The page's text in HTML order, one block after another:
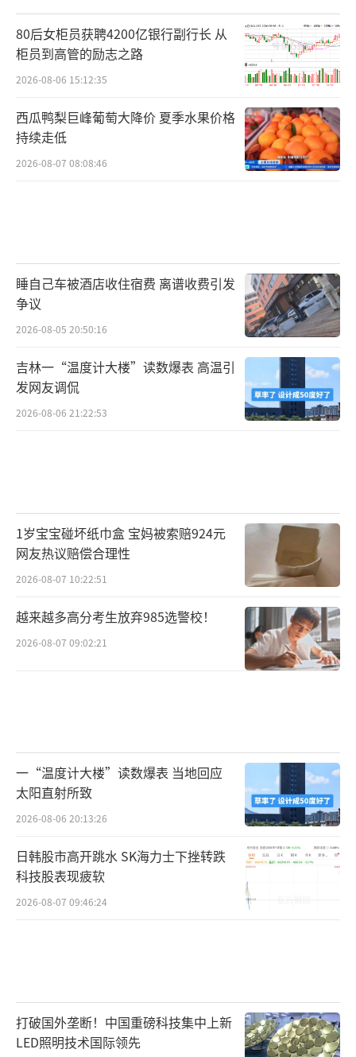
80后女柜员获聘4200亿银行副行长 从
柜员到高管的励志之路
2026-08-06 15:12:35
西瓜鸭梨巨峰葡萄大降价 夏季水果价格
持续走低
2026-08-07 08:08:46
睡自己车被酒店收住宿费 离谱收费引发
争议
2026-08-05 20:50:16
吉林一“温度计大楼”读数爆表 高温引
发网友调侃
2026-08-06 21:22:53
1岁宝宝碰坏纸巾盒 宝妈被索赔924元
网友热议赔偿合理性
2026-08-07 10:22:51
越来越多高分考生放弃985选警校！
2026-08-07 09:02:21
一“温度计大楼”读数爆表 当地回应
太阳直射所致
2026-08-06 20:13:26
日韩股市高开跳水 SK海力士下挫转跌
科技股表现疲软
2026-08-07 09:46:24
打破国外垄断！中国重磅科技集中上新
LED照明技术国际领先